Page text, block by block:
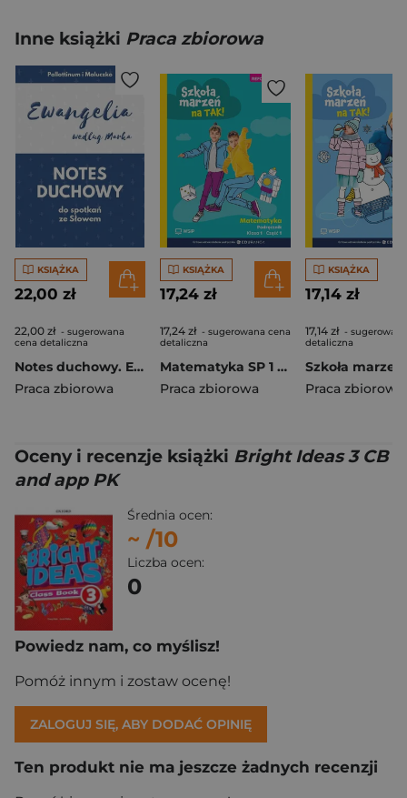
Inne książki Praca zbiorowa
KSIĄŻKA
22,00 zł
22,00 zł - sugerowana
cena detaliczna
Notes duchowy. Ewangelia wg. Marka
Praca zbiorowa
KSIĄŻKA
17,24 zł
17,24 zł - sugerowana cena
detaliczna
Matematyka SP 1 Szkoła marzeń na TAK podr cz.1
Praca zbiorowa
KSIĄŻKA
17,14 zł
17,14 zł -
detaliczna
Praca zbiorowa
Oceny i recenzje książki Bright Ideas 3 CB
and app PK
Średnia ocen:
~ /10
Liczba ocen:
0
Powiedz nam, co myślisz!
Pomóż innym i zostaw ocenę!
ZALOGUJ SIĘ, ABY DODAĆ OPINIĘ
Ten produkt nie ma jeszcze żadnych recenzji